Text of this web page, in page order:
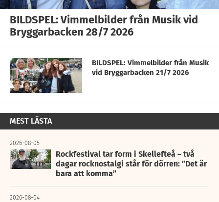
BILDSPEL: Vimmelbilder från Musik vid
Bryggarbacken 28/7 2026
BILDSPEL: Vimmelbilder från Musik
vid Bryggarbacken 21/7 2026
MEST LÄSTA
2026-08-05
Rockfestival tar form i Skellefteå – två
dagar rocknostalgi står för dörren: ”Det är
bara att komma”
2026-08-04